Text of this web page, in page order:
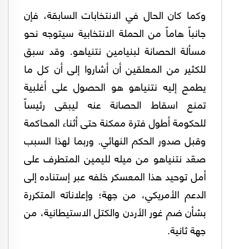
وكما كان الحال في الانتخابات السابقة، فإن
جانباً هاماً من الحملة الانتخابية سيتوجه نحو
مسألة الحصانة لبنيامين نتنياهو. وقد سبق
للكثير من المعلقين أن أشاروا إلى أن كل ما
يطمح إليه نتنياهو هو الحصول على أغلبية
تمنع اسقاط الحصانة عنه ليبقى رئيساً
للحكومة أطول فترة ممكنة حتى أثناء المحاكمة
وقبل صدور الحكم النهائي. وربما لهذا السبب
صعّد نتنياهو من ميله لليمين المتطرف على
أمل توحيد هذا المعسكر خلفه عبر إستناده إلى
الدعم الأمريكي، من جهة؛ وإعلاناته المتكررة
بشأن ضم غور الأردن والكتل الاستيطانية، من
جهة ثانية.